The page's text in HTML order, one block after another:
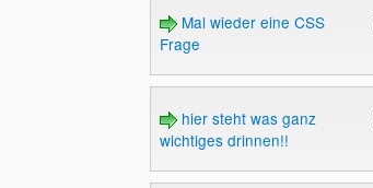
Mal wieder eine CSS
Frage
hier steht was ganz
wichtiges drinnen!!